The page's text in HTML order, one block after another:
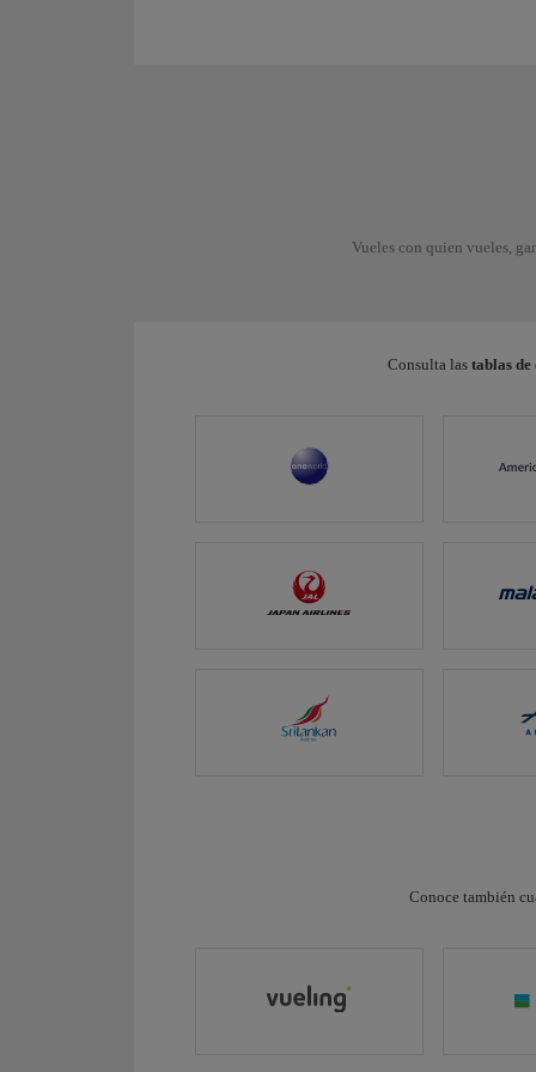
Vueles con quien vueles,
Consulta las tablas de
Conoce también